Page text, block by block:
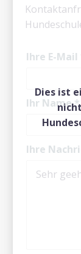
Dies ist
Ihre E-Mail
Ihr Name*
Ihre